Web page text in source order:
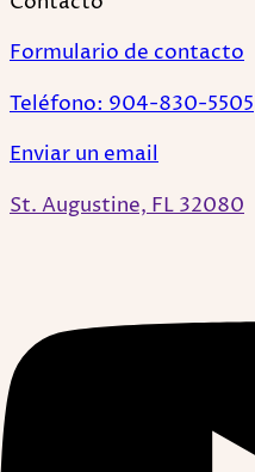
Formulario de contacto
Teléfono: 904-830-5505
Enviar un email
St. Augustine, FL 32080